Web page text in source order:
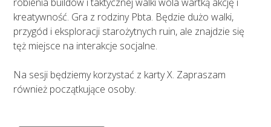
kreatywność. Gra z rodziny Pbta. Będzie dużo walki,
przygód i eksploracji starożytnych ruin, ale znajdzie się
tęż miejsce na interakcje socjalne.
Na sesji będziemy korzystać z karty X. Zapraszam
również początkujące osoby.